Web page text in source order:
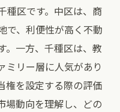
種区です。中区は、商
で、利便性が高く不動
。一方、千種区は、教
ミリー層に人気があり
権を設定する際の評価
場動向を理解し、どの